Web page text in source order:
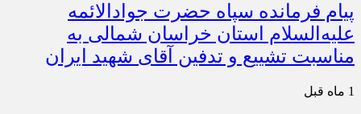
پیام فرمانده سپاه حضرت جوادالائمه
علیه‌السلام استان خراسان شمالی به
مناسبت تشییع و تدفین آقای شهید ایران
1 ماه قبل